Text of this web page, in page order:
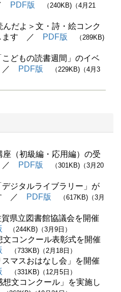
PDF版
（240KB)（4月21
だよ＞文・詩・絵コンク
ます ／
PDF版
（289KB)
どもの読書週間」のイベ
／
PDF版
（229KB)（4月3
（初級編・応用編）の受
／
PDF版
（301KB)（3月20
ジタルライブラリー」が
／
PDF版
（617KB)（3月
県立図書館協議会を開催
（244KB)（3月9日）
コンクール表彰式を開催
（733KB)（2月18日）
マスおはなし会」を開催
（331KB)（12月5日）
想文コンクール」を実施し